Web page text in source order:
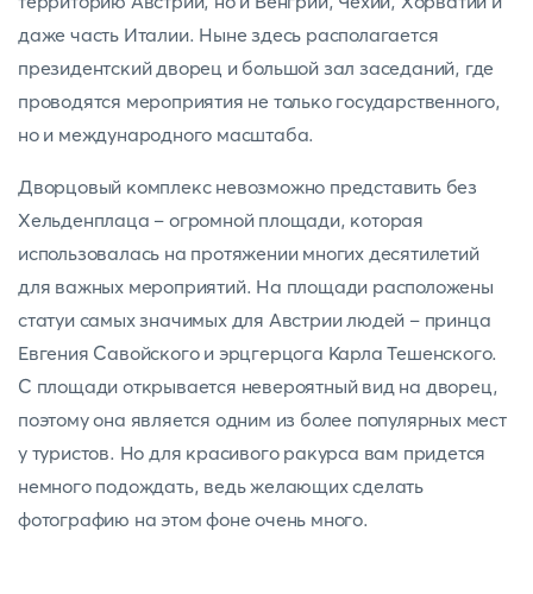
даже часть Италии. Ныне здесь располагается
президентский дворец и большой зал заседаний, где
проводятся мероприятия не только государственного,
но и международного масштаба.
Дворцовый комплекс невозможно представить без
Хельденплаца – огромной площади, которая
использовалась на протяжении многих десятилетий
для важных мероприятий. На площади расположены
статуи самых значимых для Австрии людей – принца
Евгения Савойского и эрцгерцога Карла Тешенского.
С площади открывается невероятный вид на дворец,
поэтому она является одним из более популярных мест
у туристов. Но для красивого ракурса вам придется
немного подождать, ведь желающих сделать
фотографию на этом фоне очень много.